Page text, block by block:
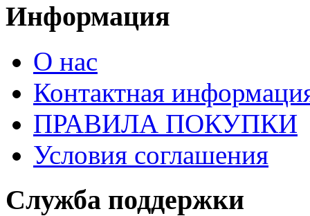
Информация
О нас
Контактная
ПРАВИЛА ПОКУПКИ
Условия соглашения
Служба поддержки